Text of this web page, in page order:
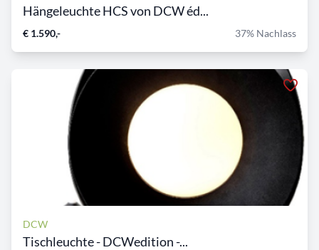
Hängeleuchte HCS von DCW éd...
€ 1.590,- 37% Nachlass
DCW
Tischleuchte - DCWedition -...